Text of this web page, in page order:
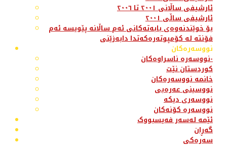
ئارشیفی ساڵانی ٢٠٠١ تا ٢٠٠٦
ئارشیفی ساڵی ٢٠٠١
بۆ خوێندنەوەی بابەتەکانی ئەم ساڵانە پێویسە ئەم
فۆنتە لە کۆمپوتەرەکەتدا دابەزێنی
نووسەرەکان
نووسەرە ناسراوەکان-
کوردستان نێت
خانمە نووسەرەکان
نووسینی عەرەبی
نووسەری دیکە
نووسەرە کۆنەکان
ئێمە لەسەر فەیسبووک
گەڕان
سەرەکی